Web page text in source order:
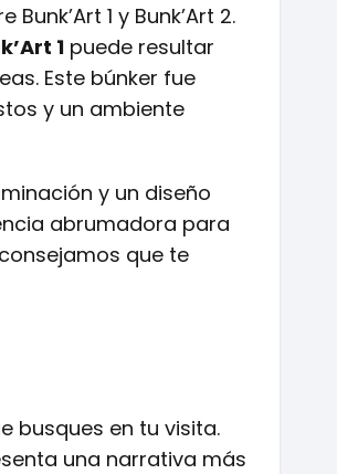
1 y Bunk’Art 2.
1 puede resultar
Este búnker fue
y un ambiente
y un diseño
abrumadora para
que te
busques en tu visita.
una narrativa más